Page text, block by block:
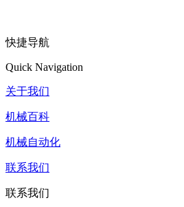
快捷导航
Quick Navigation
关于我们
机械百科
机械自动化
联系我们
联系我们